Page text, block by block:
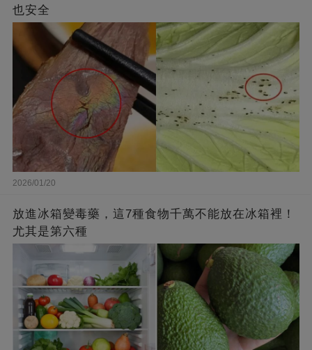
也安全
2026/01/20
放進冰箱變毒藥，這7種食物千萬不能放在冰箱裡！
尤其是第六種